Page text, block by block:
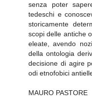
senza poter
tedeschi e
storicamente
scopi delle antiche
eleate, avendo
della ontologia
decisione di agire
odi etnofobici
MAURO PASTORE